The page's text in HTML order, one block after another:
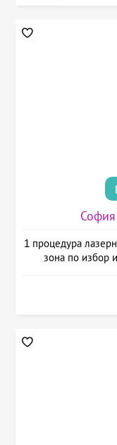
София
1 процедура
зона по избор